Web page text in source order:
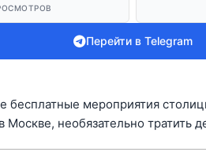
Перейти в Telegram
бесплатные мероприятия
необязательно тратить